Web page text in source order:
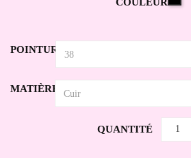
POINTURE
MATIÈRE
QUANTITÉ